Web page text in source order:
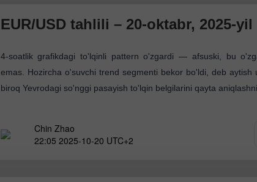
EUR/USD tahlili – 20-oktabr, 2025-yil
4-soatlik grafikdagi to'lqinli pattern o'zgardi — afsuski, bu
emas. Hozircha o'suvchi trend segmenti bekor bo'ldi, deb aytish
biroq Yevrodagi so'nggi pasayish to'lqin belgilarini qayta
Chin Zhao
22:05 2025-10-20 UTC+2